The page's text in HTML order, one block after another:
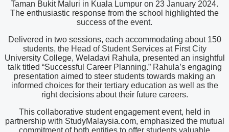
Taman Bukit Maluri in Kuala Lumpur on 23 January 2024.
The enthusiastic response from the school highlighted the
success of the event.
Delivered in two sessions, each accommodating about 150
students, the Head of Student Services at First City
University College, Weladavi Rahula, presented an insightful
talk titled “Successful Career Planning.” Rahula’s engaging
presentation aimed to steer students towards making an
informed choices for their tertiary education as well as the
right decisions about their future careers.
This collaborative student engagement event, held in
partnership with StudyMalaysia.com, emphasized the mutual